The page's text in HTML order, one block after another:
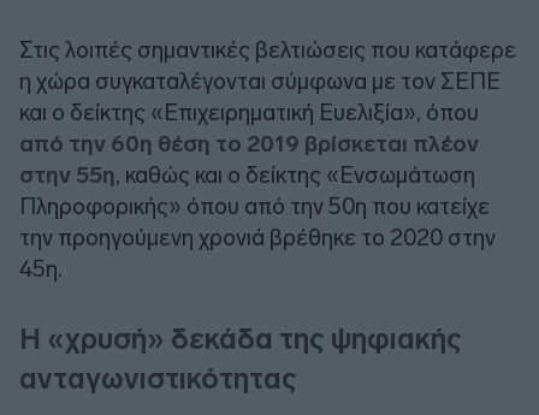
Στις λοιπές σημαντικές βελτιώσεις που κατάφερε
η χώρα συγκαταλέγονται σύμφωνα με τον ΣΕΠΕ
και ο δείκτης «Επιχειρηματική Ευελιξία», όπου
από την 60η θέση το 2019 βρίσκεται πλέον
στην 55η, καθώς και ο δείκτης «Ενσωμάτωση
Πληροφορικής» όπου από την 50η που κατείχε
την προηγούμενη χρονιά βρέθηκε το 2020 στην
45η.
Η «χρυσή» δεκάδα της ψηφιακής
ανταγωνιστικότητας